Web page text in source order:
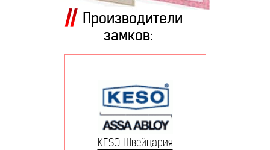
Производители
замков:
KESO Швейцария